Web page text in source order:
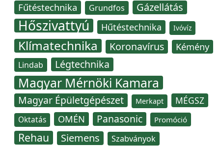
Fűtéstechnika Grundfos Gázellátás
Hőszivattyú Hűtéstechnika Ivóvíz
Klímatechnika Koronavírus Kémény
Lindab Légtechnika
Magyar Mérnöki Kamara
Magyar Épületgépészet Merkapt MÉGSZ
Oktatás OMÉN Panasonic Promóció
Rehau Siemens Szabványok